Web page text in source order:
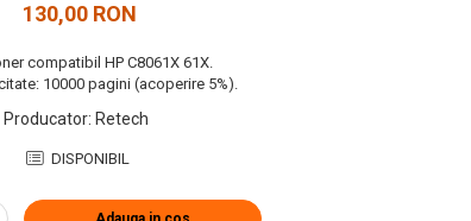
130,00 RON
compatibil HP C8061X 61X.
10000 pagini (acoperire 5%).
Producator: Retech
DISPONIBIL